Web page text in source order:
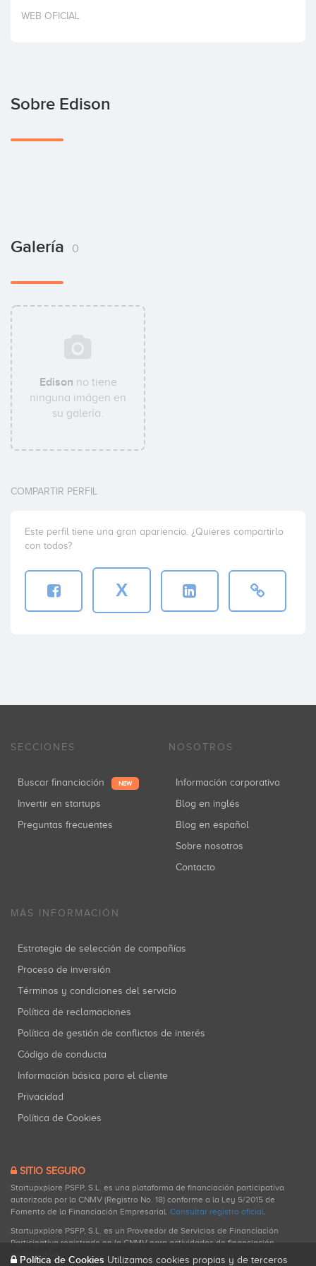
Invertir
WEB OFICIAL
Sobre Edison
Galería 0
Edison no tiene
ninguna imágen en
su galería.
COMPARTIR PERFIL
Este perfil tiene una gran apariencia. ¿Quieres compartirlo
con todos?
X
SECCIONES
Buscar financiación NEW
Invertir en startups
Preguntas frecuentes
NOSOTROS
Información corporativa
Blog en inglés
Blog en español
Sobre nosotros
Contacto
MÁS INFORMACIÓN
Estrategia de selección de compañías
Proceso de inversión
Términos y condiciones del servicio
Política de reclamaciones
Política de gestión de conflictos de interés
Código de conducta
Información básica para el cliente
Privacidad
Política de Cookies
SITIO SEGURO
Startupxplore PSFP, S.L. es una plataforma de financiación participativa
autorizada por la CNMV (Registro No. 18) conforme a la Ley 5/2015 de
Fomento de la Financiación Empresarial. Consultar registro oficial.
Startupxplore PSFP, S.L. es un Proveedor de Servicios de Financiación
Participativa registrado en la CNMV para actividades de financiación
participativa.
Política de Cookies Utilizamos cookies propias y de terceros